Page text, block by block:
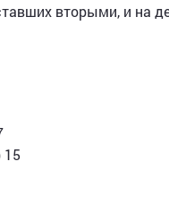
вторыми, и на
15